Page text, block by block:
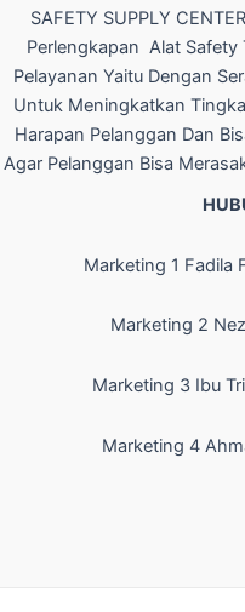
SAFETY SUPPLY
Perlengkapan Alat Safety
Pelayanan Yaitu Dengan
Untuk Meningkatkan
Harapan Pelanggan Dan
Agar Pelanggan Bisa
Marketing 1 Fadila
Marketing 2
Marketing 3 Ibu
Marketing 4